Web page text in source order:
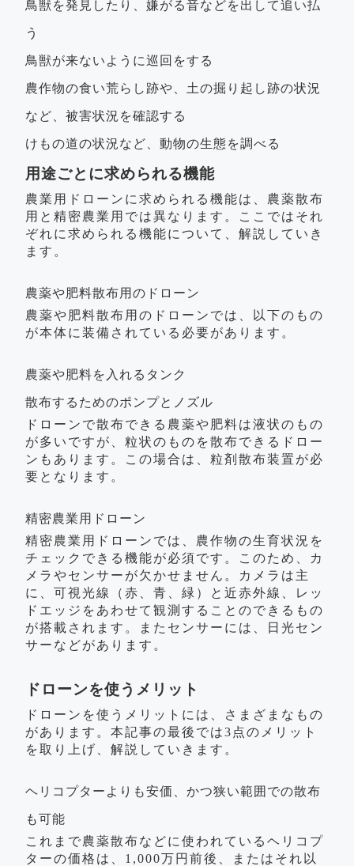
鳥獣を発見したり、嫌がる音などを出して追い払
う
鳥獣が来ないように巡回をする
農作物の食い荒らし跡や、土の掘り起し跡の状況
など、被害状況を確認する
けもの道の状況など、動物の生態を調べる
用途ごとに求められる機能
農業用ドローンに求められる機能は、農薬散布
用と精密農業用では異なります。ここではそれ
ぞれに求められる機能について、解説していき
ます。
農薬や肥料散布用のドローン
農薬や肥料散布用のドローンでは、以下のもの
が本体に装備されている必要があります。
農薬や肥料を入れるタンク
散布するためのポンプとノズル
ドローンで散布できる農薬や肥料は液状のもの
が多いですが、粒状のものを散布できるドロー
ンもあります。この場合は、粒剤散布装置が必
要となります。
精密農業用ドローン
精密農業用ドローンでは、農作物の生育状況を
チェックできる機能が必須です。このため、カ
メラやセンサーが欠かせません。カメラは主
に、可視光線（赤、青、緑）と近赤外線、レッ
ドエッジをあわせて観測することのできるもの
が搭載されます。またセンサーには、日光セン
サーなどがあります。
ドローンを使うメリット
ドローンを使うメリットには、さまざまなもの
があります。本記事の最後では3点のメリット
を取り上げ、解説していきます。
ヘリコプターよりも安価、かつ狭い範囲での散布
も可能
これまで農薬散布などに使われているヘリコプ
ターの価格は、1,000万円前後、またはそれ以